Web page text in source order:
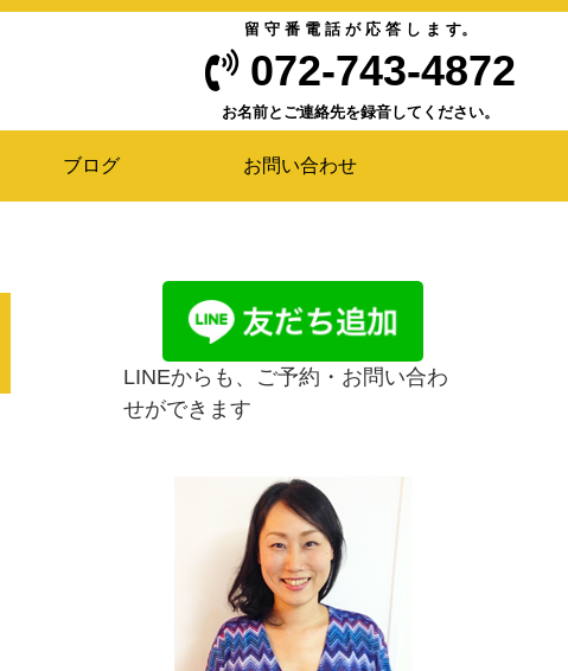
留 守 番 電 話 が 応 答 し ま す。
072-743-4872
お名前とご連絡先を録音してください。
ブログ お問い合わせ
LINEからも、ご予約・お問い合わ
せができます